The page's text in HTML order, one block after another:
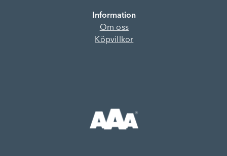
Information
Om oss
Köpvillkor